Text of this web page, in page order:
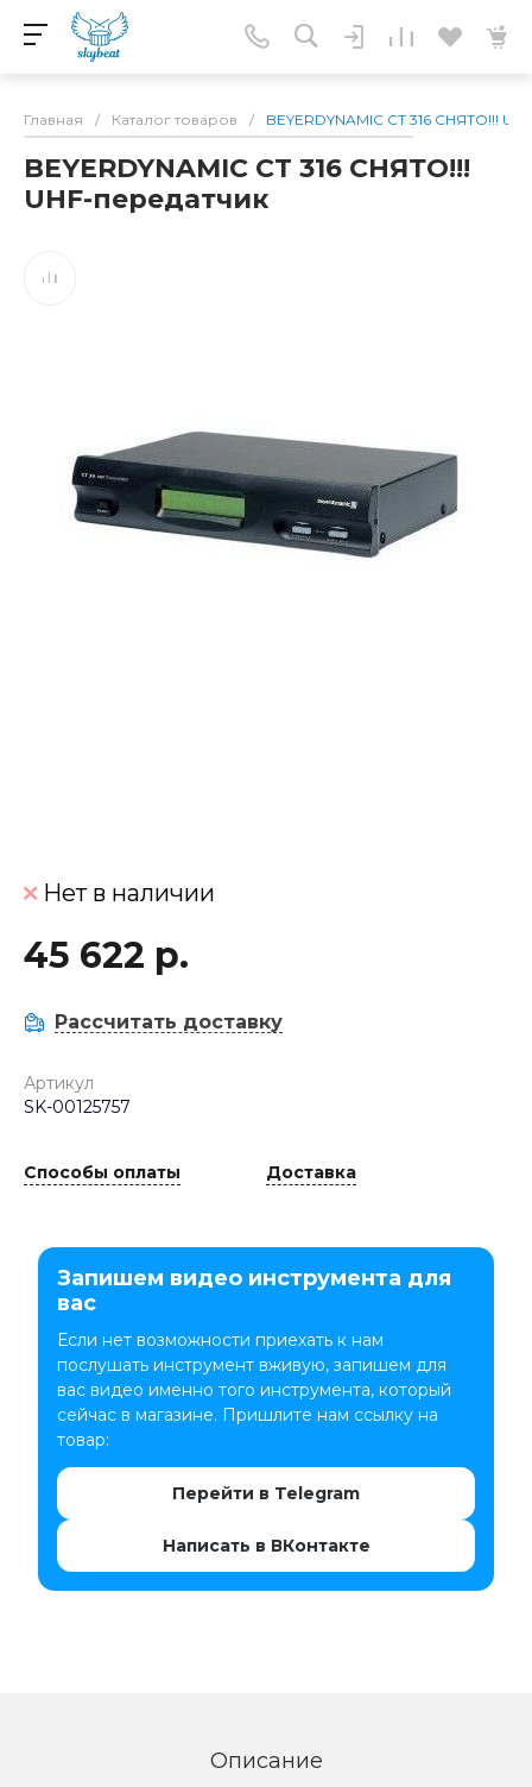
Главная / Каталог товаров / BEYERDYNAMIC CT 316 СНЯТО!!!
BEYERDYNAMIC CT 316 СНЯТО!!!
UHF-передатчик
Нет в наличии
45 622 р.
Рассчитать доставку
Артикул
SK-00125757
Способы оплаты Доставка
Запишем видео инструмента для
вас
Если нет возможности приехать к нам
послушать инструмент вживую, запишем для
вас видео именно того инструмента, который
сейчас в магазине. Пришлите нам ссылку на
товар:
Перейти в Telegram
Написать в ВКонтакте
Описание